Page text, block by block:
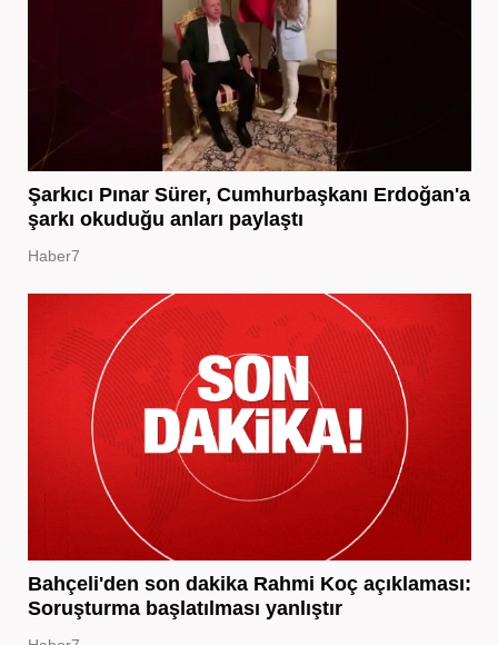
Şarkıcı Pınar Sürer, Cumhurbaşkanı Erdoğan'a
şarkı okuduğu anları paylaştı
Haber7
Bahçeli'den son dakika Rahmi Koç açıklaması:
Soruşturma başlatılması yanlıştır